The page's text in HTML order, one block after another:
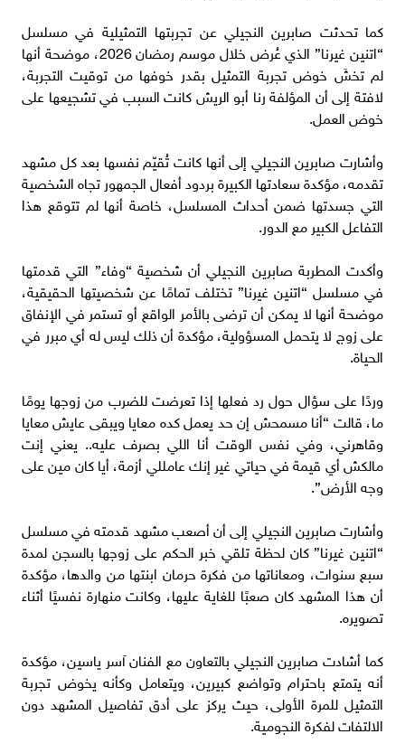
كما تحدثت صابرين النجيلي عن تجربتها التمثيلية في مسلسل
“اتنين غيرنا” الذي عُرض خلال موسم رمضان 2026، موضحة أنها
لم تخشَ خوض تجربة التمثيل بقدر خوفها من توقيت التجربة،
لافتة إلى أن المؤلفة رنا أبو الريش كانت السبب في تشجيعها على
خوض العمل.
وأشارت صابرين النجيلي إلى أنها كانت تُقيّم نفسها بعد كل مشهد
تقدمه، مؤكدة سعادتها الكبيرة بردود أفعال الجمهور تجاه الشخصية
التي جسدتها ضمن أحداث المسلسل، خاصة أنها لم تتوقع هذا
التفاعل الكبير مع الدور.
وأكدت المطربة صابرين النجيلي أن شخصية “وفاء” التي قدمتها
في مسلسل “اتنين غيرنا” تختلف تمامًا عن شخصيتها الحقيقية،
موضحة أنها لا يمكن أن ترضى بالأمر الواقع أو تستمر في الإنفاق
على زوج لا يتحمل المسؤولية، مؤكدة أن ذلك ليس له أي مبرر في
الحياة.
وردًا على سؤال حول رد فعلها إذا تعرضت للضرب من زوجها يومًا
ما، قالت “أنا مسمحش إن حد يعمل كده معايا ويبقى عايش معايا
وقاهرني، وفي نفس الوقت أنا اللي بصرف عليه.. يعني إنت
مالكش أي قيمة في حياتي غير إنك عامللي أزمة، أيا كان مين على
وجه الأرض”.
وأشارت صابرين النجيلي إلى أن أصعب مشهد قدمته في مسلسل
“اتنين غيرنا” كان لحظة تلقي خبر الحكم على زوجها بالسجن لمدة
سبع سنوات، ومعاناتها من فكرة حرمان ابنتها من والدها، مؤكدة
أن هذا المشهد كان صعبًا للغاية عليها، وكانت منهارة نفسيًا أثناء
تصويره.
كما أشادت صابرين النجيلي بالتعاون مع الفنان آسر ياسين، مؤكدة
أنه يتمتع باحترام وتواضع كبيرين، ويتعامل وكأنه يخوض تجربة
التمثيل للمرة الأولى، حيث يركز على أدق تفاصيل المشهد دون
الالتفات لفكرة النجومية.